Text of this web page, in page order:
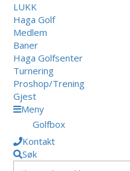
LUKK
Haga Golf
Medlem
Baner
Haga Golfsenter
Turnering
Proshop/Trening
Gjest
Meny
Golfbox
Kontakt
Søk